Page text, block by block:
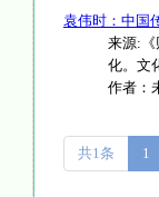
袁伟时：中国
来源:《
化。文
作者：
共1条 1